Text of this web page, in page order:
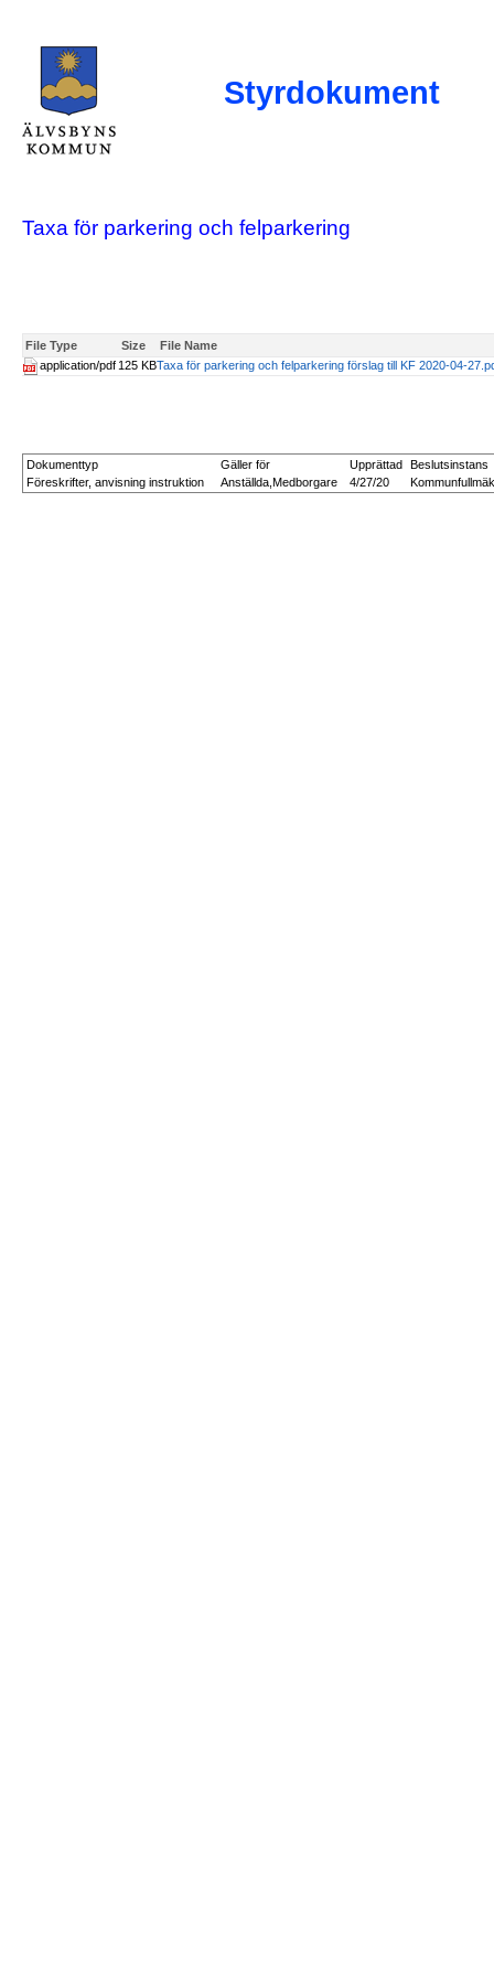
Styrdokument
Taxa för parkering och felparkering
File Type Size
File Name
application/pdf 125 KBTaxa för parkering och felparkering förslag till KF 2020-04-
Dokumenttyp Gäller för Upprättad Beslutsinstans
Föreskrifter, anvisning instruktion
Anställda,Medborgare 4/27/20